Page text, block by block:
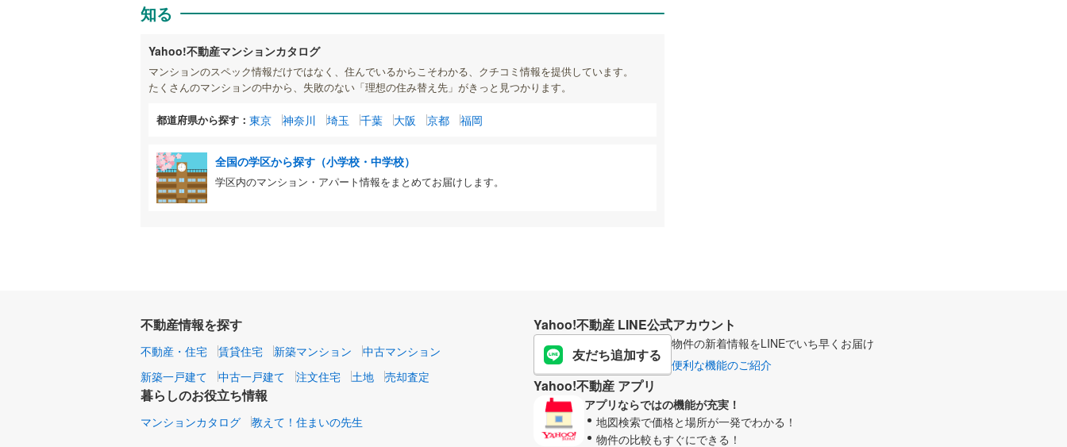
知る
Yahoo!不動産マンションカタログ
マンションのスペック情報だけではなく、住んでいるからこそわかる、クチコミ情報を提供しています。
たくさんのマンションの中から、失敗のない「理想の住み替え先」がきっと見つかります。
都道府県から探す： 東京 神奈川 埼玉 千葉 大阪 京都 福岡
全国の学区から探す（小学校・中学校）
学区内のマンション・アパート情報をまとめてお届けします。
不動産情報を探す
不動産・住宅 賃貸住宅 新築マンション
中古マンション
新築一戸建て
中古一戸建て 注文住宅 土地 売却査定
暮らしのお役立ち情報
マンションカタログ 教えて！住まいの先生
Yahoo!不動産 LINE公式アカウント
友だち追加する
物件の新着情報をLINEでいち早くお届け
便利な機能のご紹介
Yahoo!不動産 アプリ
アプリならではの機能が充実！
地図検索で価格と場所が一発でわかる！
物件の比較もすぐにできる！